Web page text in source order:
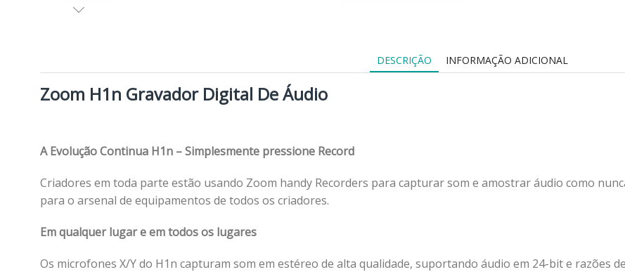
DESCRIÇÃO INFORMAÇÃO ADICIONAL
Zoom H1n Gravador Digital De Áudio
A Evolução Continua H1n – Simplesmente pressione Record
Criadores em toda parte estão usando Zoom handy Recorders para capturar som e amostrar áudio como
para o arsenal de equipamentos de todos os criadores.
Em qualquer lugar e em todos os lugares
Os microfones X/Y do H1n capturam som em estéreo de alta qualidade, suportando áudio em 24-bit e razões